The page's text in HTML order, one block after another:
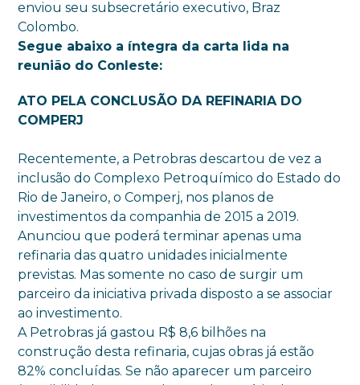
enviou seu subsecretário executivo, Braz
Colombo.
Segue abaixo a íntegra da carta lida na
reunião do Conleste:
ATO PELA CONCLUSÃO DA REFINARIA DO
COMPERJ
Recentemente, a Petrobras descartou de vez a
inclusão do Complexo Petroquímico do Estado do
Rio de Janeiro, o Comperj, nos planos de
investimentos da companhia de 2015 a 2019.
Anunciou que poderá terminar apenas uma
refinaria das quatro unidades inicialmente
previstas. Mas somente no caso de surgir um
parceiro da iniciativa privada disposto a se associar
ao investimento.
A Petrobras já gastou R$ 8,6 bilhões na
construção desta refinaria, cujas obras já estão
82% concluídas. Se não aparecer um parceiro